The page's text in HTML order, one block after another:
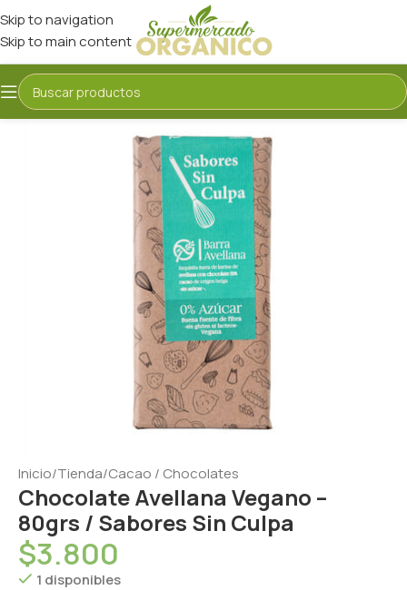
Skip to navigation
Skip to main content
Inicio/Tienda/Cacao / Chocolates
Chocolate Avellana Vegano –
80grs / Sabores Sin Culpa
$3.800
1 disponibles